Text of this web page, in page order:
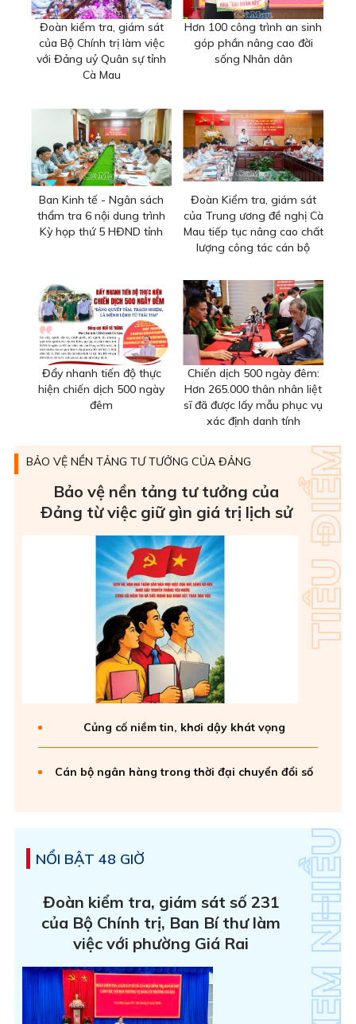
Đoàn kiểm tra, giám sát
của Bộ Chính trị làm việc
với Đảng uỷ Quân sự tỉnh
Cà Mau
Hơn 100 công trình an sinh
góp phần nâng cao đời
sống Nhân dân
Ban Kinh tế - Ngân sách
thẩm tra 6 nội dung trình
Kỳ họp thứ 5 HĐND tỉnh
Đoàn Kiểm tra, giám sát
của Trung ương đề nghị Cà
Mau tiếp tục nâng cao chất
lượng công tác cán bộ
Đẩy nhanh tiến độ thực
hiện chiến dịch 500 ngày
đêm
Chiến dịch 500 ngày đêm:
Hơn 265.000 thân nhân liệt
sĩ đã được lấy mẫu phục vụ
xác định danh tính
BẢO VỆ NỀN TẢNG TƯ TƯỞNG CỦA ĐẢNG
Bảo vệ nền tảng tư tưởng của
Ðảng từ việc giữ gìn giá trị lịch sử
Củng cố niềm tin, khơi dậy khát vọng
Cán bộ ngân hàng trong thời đại chuyển đổi số
NỔI BẬT 48 GIỜ
Đoàn kiểm tra, giám sát số 231
của Bộ Chính trị, Ban Bí thư làm
việc với phường Giá Rai